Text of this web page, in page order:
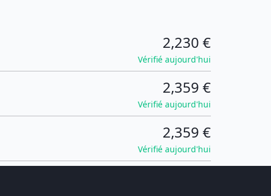
2,230 €
Vérifié aujourd'hui
2,359 €
Vérifié aujourd'hui
2,359 €
Vérifié aujourd'hui